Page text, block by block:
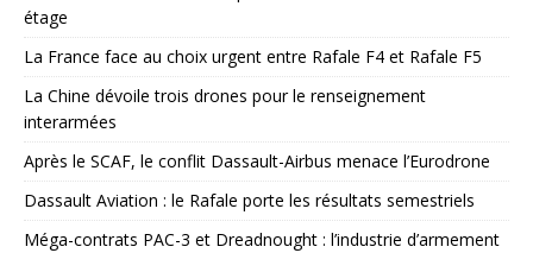
étage
La France face au choix urgent entre Rafale F4 et Rafale F5
La Chine dévoile trois drones pour le renseignement
interarmées
Après le SCAF, le conflit Dassault-Airbus menace l’Eurodrone
Dassault Aviation : le Rafale porte les résultats semestriels
Méga-contrats PAC-3 et Dreadnought : l’industrie d’armement